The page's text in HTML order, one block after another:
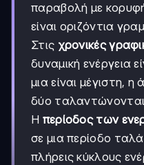
παραβολή με
είναι οριζόντια
Στις χρονικές
δυναμική ενέργεια
μια είναι μέγιστη, η
δύο
Η περίοδος των
σε μια περίοδο
πλήρεις κύκλους